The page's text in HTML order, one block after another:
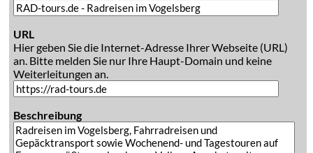
URL
Hier geben Sie die Internet-Adresse Ihrer Webseite (URL)
an. Bitte melden Sie nur Ihre Haupt-Domain und keine
Weiterleitungen an.
Beschreibung